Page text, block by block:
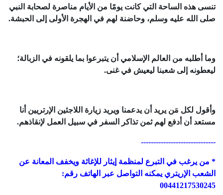
تنسى هذه الساحة التي كانت يومًا من الأيام مناصرة لصحابة النبي
صلى الله عليه وسلم، وحاضنة لهم في الهجرة الأولى إلى الحبشة.
وما أطلبه من العالم الإسلامي أن يتبرعوا بما يلقونه في الزبالة؛
ليعطونه إلى شعبنا ليعيش في غنى.
وأقول لكل مَن يريد أن يدعمنا ويريد زيارة اللاجئين الإرتريين أنا
مستعد أن أدفع لهم ثمن تذاكر السفر في سبيل العمل لإنقاذهم.
------------------------------
* من يرغب في التبرع لمنظمة إيثار للإغاثة ويخفف المعانة عن
الشعب الإريتري يمكنه التواصل عبر الهاتف رقم:
00441217530245